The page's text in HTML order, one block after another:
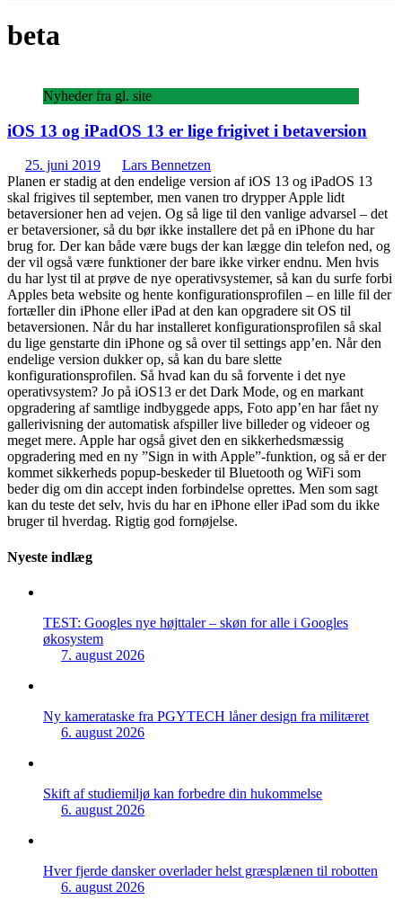
beta
Nyheder fra gl. site
iOS 13 og iPadOS 13 er lige frigivet i betaversion
25. juni 2019
Lars Bennetzen
Planen er stadig at den endelige version af iOS 13 og iPadOS 13
skal frigives til september, men vanen tro drypper Apple lidt
betaversioner hen ad vejen. Og så lige til den vanlige advarsel – det
er betaversioner, så du bør ikke installere det på en iPhone du har
brug for. Der kan både være bugs der kan lægge din telefon ned, og
der vil også være funktioner der bare ikke virker endnu. Men hvis
du har lyst til at prøve de nye operativsystemer, så kan du surfe forbi
Apples beta website og hente konfigurationsprofilen – en lille fil der
fortæller din iPhone eller iPad at den kan opgradere sit OS til
betaversionen. Når du har installeret konfigurationsprofilen så skal
du lige genstarte din iPhone og så over til settings app’en. Når den
endelige version dukker op, så kan du bare slette
konfigurationsprofilen. Så hvad kan du så forvente i det nye
operativsystem? Jo på iOS13 er det Dark Mode, og en markant
opgradering af samtlige indbyggede apps, Foto app’en har fået ny
gallerivisning der automatisk afspiller live billeder og videoer og
meget mere. Apple har også givet den en sikkerhedsmæssig
opgradering med en ny ”Sign in with Apple”-funktion, og så er der
kommet sikkerheds popup-beskeder til Bluetooth og WiFi som
beder dig om din accept inden forbindelse oprettes. Men som sagt
kan du teste det selv, hvis du har en iPhone eller iPad som du ikke
bruger til hverdag. Rigtig god fornøjelse.
Nyeste indlæg
TEST: Googles nye højttaler – skøn for alle i Googles
økosystem
7. august 2026
Ny kamerataske fra PGYTECH låner design fra militæret
6. august 2026
Skift af studiemiljø kan forbedre din hukommelse
6. august 2026
Hver fjerde dansker overlader helst græsplænen til robotten
6. august 2026